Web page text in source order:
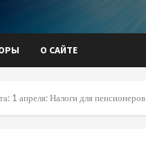
О САЙТЕ
1 апреля: Налоги для пенсионеров